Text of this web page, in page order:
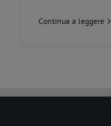
Continua a leggere